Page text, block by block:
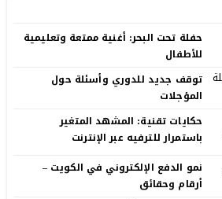
حفلة تحت البحر: أغنية ممتعة وتعليمية
للأطفال
توقف جديد للدوري وأسئلة حول
المؤجلات
حكايات تقنية: المشهد المتغير
باستمرار للترفيه عبر الإنترنت
نمو الدفع الإلكتروني في الكويت –
أرقام وحقائق